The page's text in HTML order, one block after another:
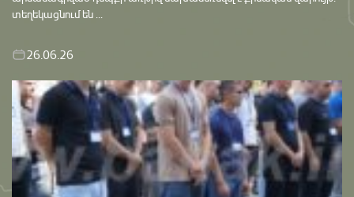
տեղեկացնում են ...
26.06.26